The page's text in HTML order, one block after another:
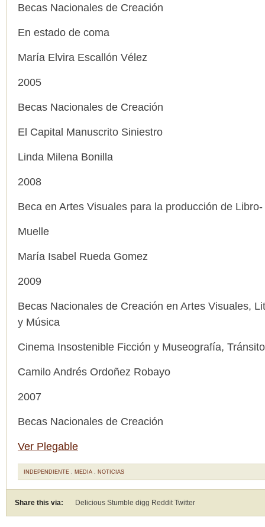
Becas Nacionales de Creación
En estado de coma
María Elvira Escallón Vélez
2005
Becas Nacionales de Creación
El Capital Manuscrito Siniestro
Linda Milena Bonilla
2008
Beca en Artes Visuales para la producción de Libro-
Muelle
María Isabel Rueda Gomez
2009
Becas Nacionales de Creación en Artes Visuales,
y Música
Cinema Insostenible Ficción y Museografía,
Camilo Andrés Ordoñez Robayo
2007
Becas Nacionales de Creación
Ver Plegable
INDEPENDIENTE . MEDIA . NOTICIAS
Share this via: Delicious Stumble digg RedditTwitter